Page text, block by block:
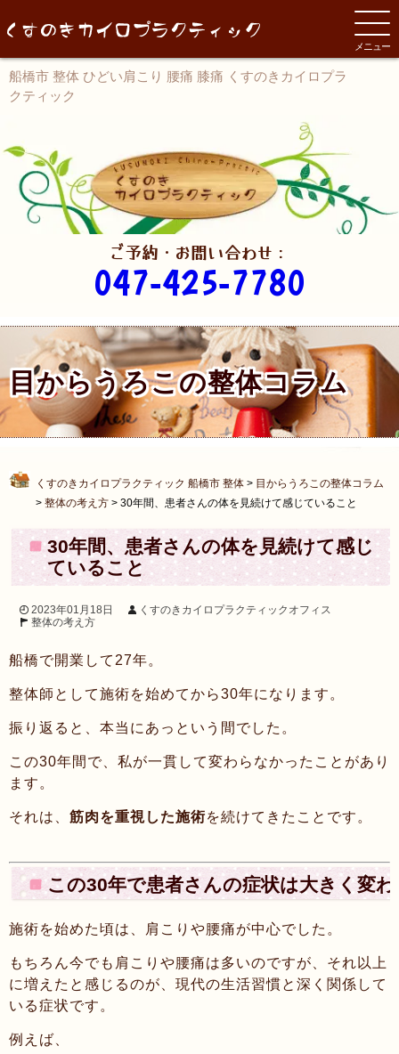
船橋市 整体 ひどい肩こり 腰痛 膝痛 くすのきカイロプラ
クティック
ご予約・お問い合わせ：
047-425-7780
目からうろこの整体コラム
くすのきカイロプラクティック 船橋市 整体 > 目からうろこの整体コラム
> 整体の考え方 > 30年間、患者さんの体を見続けて感じていること
30年間、患者さんの体を見続けて感じ
ていること
2023年01月18日
くすのきカイロプラクティックオフィス
整体の考え方
船橋で開業して27年。
整体師として施術を始めてから30年になります。
振り返ると、本当にあっという間でした。
この30年間で、私が一貫して変わらなかったことがあり
ます。
それは、 筋肉を重視した施術を続けてきたことです。
この30年で患者さんの症状は大きく変
施術を始めた頃は、肩こりや腰痛が中心でした。
もちろん今でも肩こりや腰痛は多いのですが、それ以上
に増えたと感じるのが、現代の生活習慣と深く関係して
いる症状です。
例えば、
メニュー